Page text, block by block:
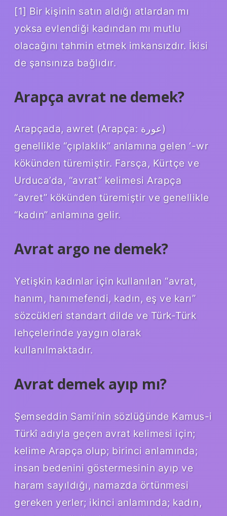
[1] Bir kişinin satın aldığı atlardan mı
yoksa evlendiği kadından mı mutlu
olacağını tahmin etmek imkansızdır. İkisi
de şansınıza bağlıdır.
Arapça avrat ne demek?
Arapçada, awret (Arapça: عورة)
genellikle “çıplaklık” anlamına gelen ‘-wr
kökünden türemiştir. Farsça, Kürtçe ve
Urduca’da, “avrat” kelimesi Arapça
“avret” kökünden türemiştir ve genellikle
“kadın” anlamına gelir.
Avrat argo ne demek?
Yetişkin kadınlar için kullanılan “avrat,
hanım, hanımefendi, kadın, eş ve karı”
sözcükleri standart dilde ve Türk-Türk
lehçelerinde yaygın olarak
kullanılmaktadır.
Avrat demek ayıp mı?
Şemseddin Sami’nin sözlüğünde Kamus-i
Türkî adıyla geçen avrat kelimesi için;
kelime Arapça olup; birinci anlamında;
insan bedenini göstermesinin ayıp ve
haram sayıldığı, namazda örtünmesi
gereken yerler; ikinci anlamında; kadın,